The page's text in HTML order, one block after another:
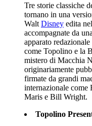
Tre storie classiche
tornano in una
Walt Disney edita
accompagnate da
apparato
come Topolino e la
mistero di Macchia
originariamente
firmate da grandi
internazionale
Maris e Bill Wright.
Topolino